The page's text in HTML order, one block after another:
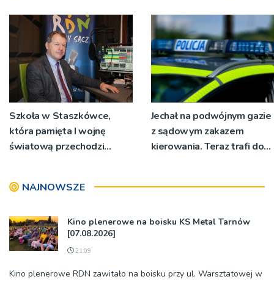
Szkoła w Staszkówce,
która pamięta I wojnę
światową przechodzi
Jechał na podwójnym gazie
z sądowym zakazem
kierowania. Teraz trafi do
NAJNOWSZE
Kino plenerowe na boisku KS Metal Tarnów
[07.08.2026]
21:09
Kino plenerowe RDN zawitało na boisku przy ul. Warsztatowej w